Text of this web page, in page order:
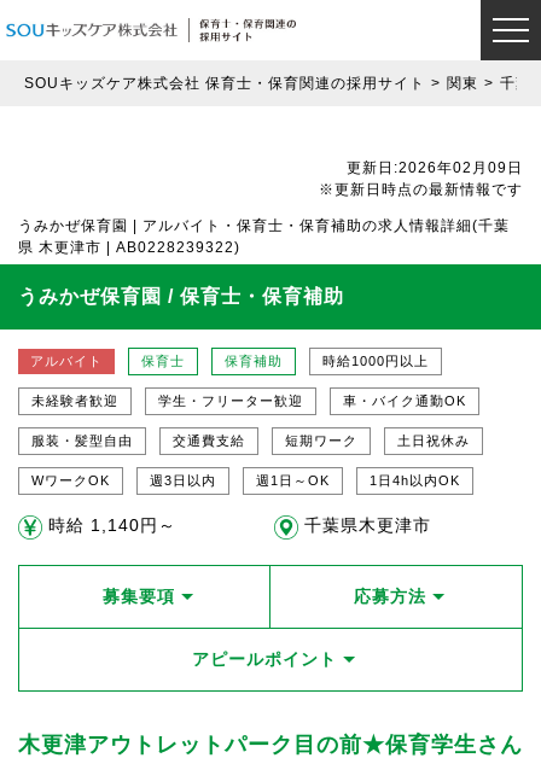
SOUキッズケア株式会社 保育士・保育関連の採用サイト 関東 千葉
更新日:2026年02月09日
※更新日時点の最新情報です
うみかぜ保育園 | アルバイト・保育士・保育補助の求人情報詳細(千葉
県 木更津市 | AB0228239322)
うみかぜ保育園 / 保育士・保育補助
アルバイト 保育士 保育補助 時給1000円以上
未経験者歓迎 学生・フリーター歓迎 車・バイク通勤OK
服装・髪型自由 交通費支給 短期ワーク 土日祝休み
WワークOK 週3日以内 週1日～OK 1日4h以内OK
時給 1,140円～ 千葉県木更津市
募集要項 応募方法
アピールポイント
木更津アウトレットパーク目の前★保育学生さん